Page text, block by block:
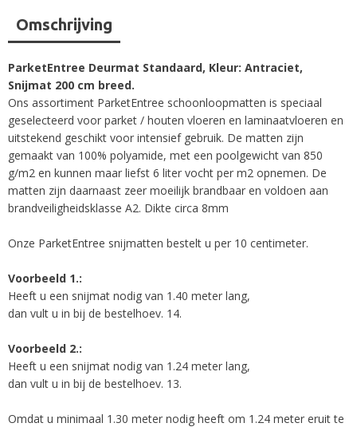
Omschrijving
ParketEntree Deurmat Standaard, Kleur: Antraciet,
Snijmat 200 cm breed.
Ons assortiment ParketEntree schoonloopmatten is speciaal
geselecteerd voor parket / houten vloeren en laminaatvloeren en
uitstekend geschikt voor intensief gebruik. De matten zijn
gemaakt van 100% polyamide, met een poolgewicht van 850
g/m2 en kunnen maar liefst 6 liter vocht per m2 opnemen. De
matten zijn daarnaast zeer moeilijk brandbaar en voldoen aan
brandveiligheidsklasse A2. Dikte circa 8mm
Onze ParketEntree snijmatten bestelt u per 10 centimeter.
Voorbeeld 1.:
Heeft u een snijmat nodig van 1.40 meter lang,
dan vult u in bij de bestelhoev. 14.
Voorbeeld 2.:
Heeft u een snijmat nodig van 1.24 meter lang,
dan vult u in bij de bestelhoev. 13.
Omdat u minimaal 1.30 meter nodig heeft om 1.24 meter eruit te